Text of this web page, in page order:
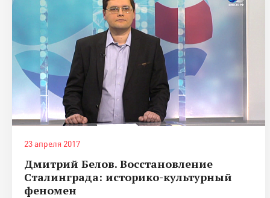
23 апреля 2017
Дмитрий Белов. Восстановление
Сталинграда: историко-культурный
феномен